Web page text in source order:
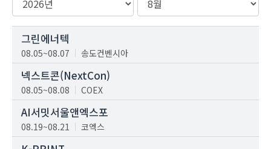
그린에너텍
08.05~08.07 송도컨벤시아
넥스트콘(NextCon)
08.05~08.08 COEX
AI서밋서울앤엑스포
08.19~08.21 코엑스